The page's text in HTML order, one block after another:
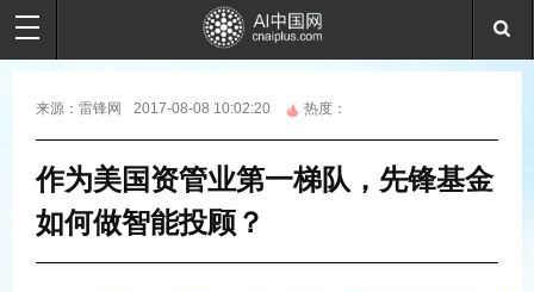
来源： 雷锋网 2017-08-08 10:02:20 热度：
作为美国资管业第一梯队，先锋基金
如何做智能投顾？